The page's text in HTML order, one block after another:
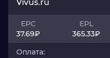
Vivus.ru
EPC
37.69₽
EPL
365.33₽
Оплата: